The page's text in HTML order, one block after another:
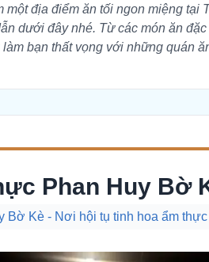
một địa điểm ăn tối ngon miệng
dưới đây nhé. Từ các món ăn
bạn thất vọng với những quán
Phan Huy Bờ
Bờ Kè - Nơi hội tụ tinh hoa ẩm